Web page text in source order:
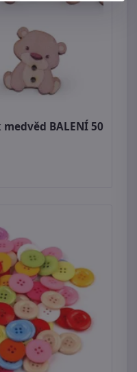
BALENÍ 50